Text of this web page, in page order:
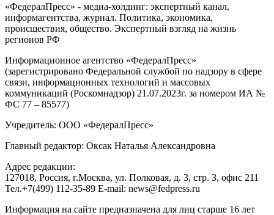
«ФедералПресс» - медиа-холдинг: экспертный канал,
информагентства, журнал. Политика, экономика,
происшествия, общество. Экспертный взгляд на жизнь
регионов РФ
Информационное агентство «ФедералПресс»
(зарегистрировано Федеральной службой по надзору в сфере
связи, информационных технологий и массовых
коммуникаций (Роскомнадзор) 21.07.2023г. за номером ИА №
ФС 77 – 85577)
Учредитель: ООО «ФедералПресс»
Главный редактор: Оксак Наталья Александровна
Адрес редакции:
127018, Россия, г.Москва, ул. Полковая, д. 3, стр. 3, офис 211
Тел.+7(499) 112-35-89 E-mail: news@fedpress.ru
Информация на сайте предназначена для лиц старше 16 лет